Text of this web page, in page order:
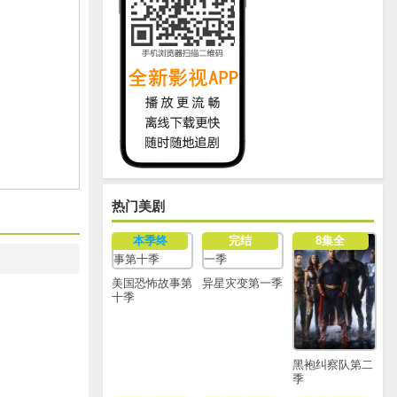
热门美剧
本季终
美国恐怖故事第
十季
完结
异星灾变第一季
8集全
黑袍纠察队第二
季